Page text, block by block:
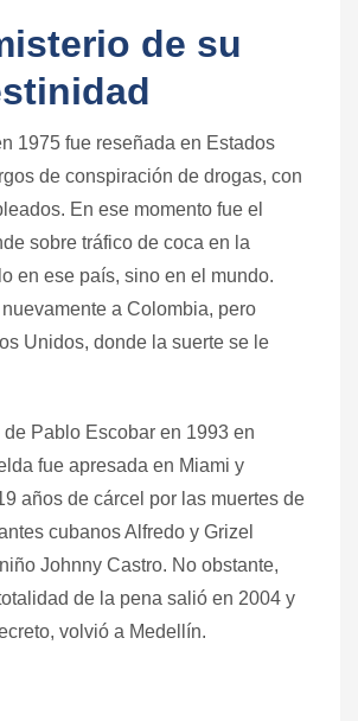
de su
1975 fue reseñada en Estados
de conspiración de drogas, con
En ese momento fue el
sobre tráfico de coca en la
en ese país, sino en el mundo.
a Colombia, pero
Unidos, donde la suerte se le
de Pablo Escobar en 1993 en
fue apresada en Miami y
años de cárcel por las muertes de
cubanos Alfredo y Grizel
Johnny Castro. No obstante,
de la pena salió en 2004 y
volvió a Medellín.